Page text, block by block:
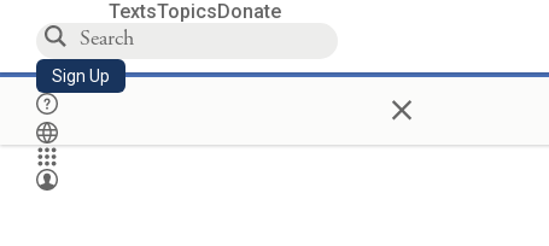
TextsTopicsDonate
Sign Up ×